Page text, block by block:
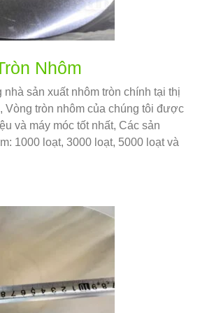
Nhôm
nhà sản xuất nhôm tròn chính tại thị
Vòng tròn nhôm của chúng tôi được
và máy móc tốt nhất, Các sản
1000 loạt, 3000 loạt, 5000 loạt và